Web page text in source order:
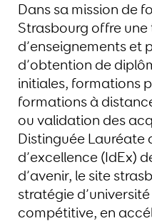
Dans sa mission de
Strasbourg offre
d’enseignements et
d’obtention de
initiales, formations
formations à
ou validation des
Distinguée Lauréate
d’excellence (IdEx)
d’avenir, le site
stratégie
compétitive, en